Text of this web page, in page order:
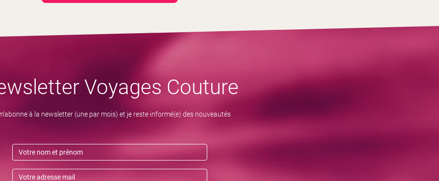
Voyages Couture
à la newsletter (une par mois) et je reste informé(e) des nouveautés